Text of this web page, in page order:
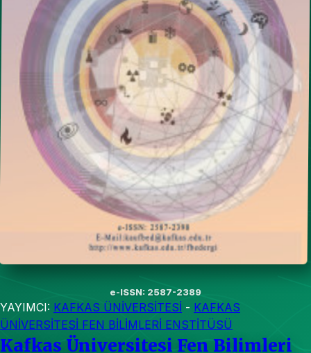
e-ISSN: 2587-2389
YAYIMCI: KAFKAS ÜNİVERSİTESİ - KAFKAS
ÜNİVERSİTESİ FEN BİLİMLERİ ENSTİTÜSÜ
Kafkas Üniversitesi Fen Bilimleri